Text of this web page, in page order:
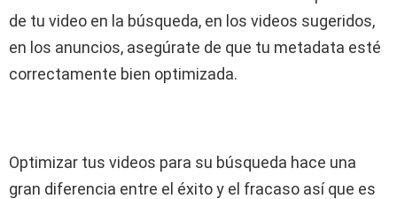
de tu video en la búsqueda, en los videos sugeridos,
en los anuncios, asegúrate de que tu metadata esté
correctamente bien optimizada.
Optimizar tus videos para su búsqueda hace una
gran diferencia entre el éxito y el fracaso así que es